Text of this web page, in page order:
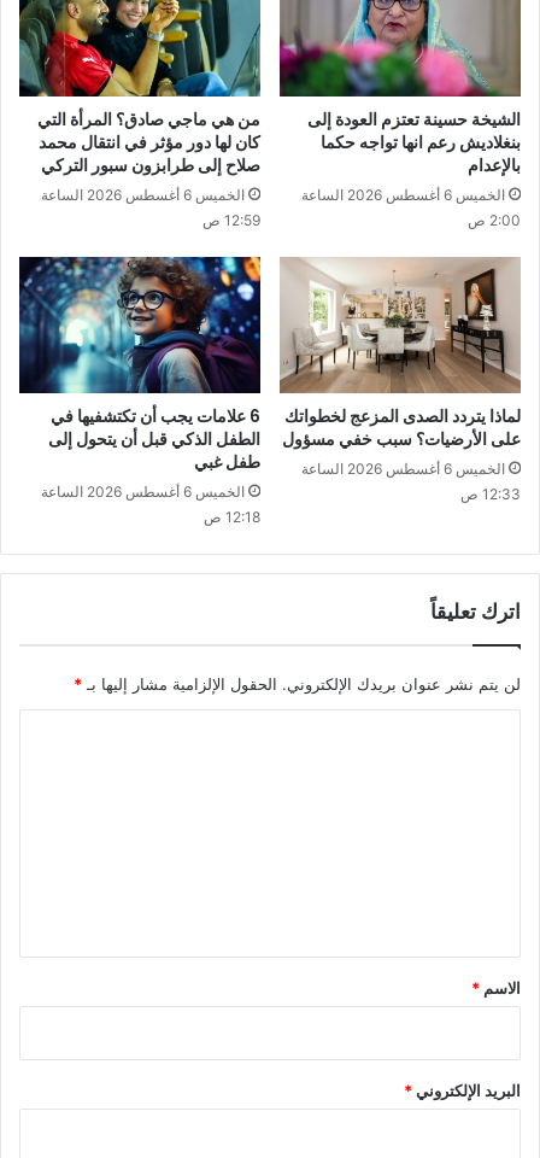
الشيخة حسينة تعتزم العودة إلى
بنغلاديش رعم انها تواجه حكما
بالإعدام
الخميس 6 أغسطس 2026 الساعة
2:00 ص
من هي ماجي صادق؟ المرأة التي
كان لها دور مؤثر في انتقال محمد
صلاح إلى طرابزون سبور التركي
الخميس 6 أغسطس 2026 الساعة
12:59 ص
لماذا يتردد الصدى المزعج لخطواتك
على الأرضيات؟ سبب خفي مسؤول
الخميس 6 أغسطس 2026 الساعة
12:33 ص
6 علامات يجب أن تكتشفيها في
الطفل الذكي قبل أن يتحول إلى
طفل غبي
الخميس 6 أغسطس 2026 الساعة
12:18 ص
اترك تعليقاً
لن يتم نشر عنوان بريدك الإلكتروني. الحقول الإلزامية مشار إليها بـ *
*
الاسم *
البريد الإلكتروني*